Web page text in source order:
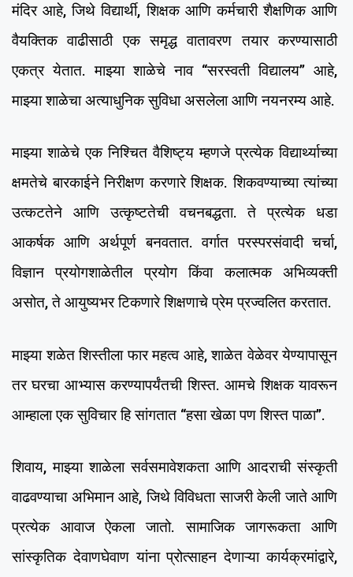
मंदिर आहे, जिथे विद्यार्थी, शिक्षक आणि कर्मचारी शैक्षणिक आणि
वैयक्तिक वाढीसाठी एक समृद्ध वातावरण तयार करण्यासाठी
एकत्र येतात. माझ्या शाळेचे नाव “सरस्वती विद्यालय” आहे,
माझ्या शाळेचा अत्याधुनिक सुविधा असलेला आणि नयनरम्य आहे.
माझ्या शाळेचे एक निश्चित वैशिष्ट्य म्हणजे प्रत्येक विद्यार्थ्याच्या
क्षमतेचे बारकाईने निरीक्षण करणारे शिक्षक. शिकवण्याच्या त्यांच्या
उत्कटतेने आणि उत्कृष्टतेची वचनबद्धता. ते प्रत्येक धडा
आकर्षक आणि अर्थपूर्ण बनवतात. वर्गात परस्परसंवादी चर्चा,
विज्ञान प्रयोगशाळेतील प्रयोग किंवा कलात्मक अभिव्यक्ती
असोत, ते आयुष्यभर टिकणारे शिक्षणाचे प्रेम प्रज्वलित करतात.
माझ्या शळेत शिस्तीला फार महत्व आहे, शाळेत वेळेवर येण्यापासून
तर घरचा आभ्यास करण्यापर्यंतची शिस्त. आमचे शिक्षक यावरून
आम्हाला एक सुविचार हि सांगतात “हसा खेळा पण शिस्त पाळा”.
शिवाय, माझ्या शाळेला सर्वसमावेशकता आणि आदराची संस्कृती
वाढवण्याचा अभिमान आहे, जिथे विविधता साजरी केली जाते आणि
प्रत्येक आवाज ऐकला जातो. सामाजिक जागरूकता आणि
सांस्कृतिक देवाणघेवाण यांना प्रोत्साहन देणाऱ्या कार्यक्रमांद्वारे,